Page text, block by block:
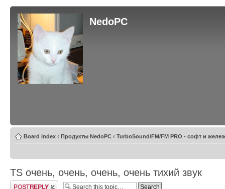
NedoPC
Board index ‹ Продукты NedoPC ‹ TurboSound/FM/FM PRO - софт и
TS очень, очень, очень, очень тихий звук
Post a reply